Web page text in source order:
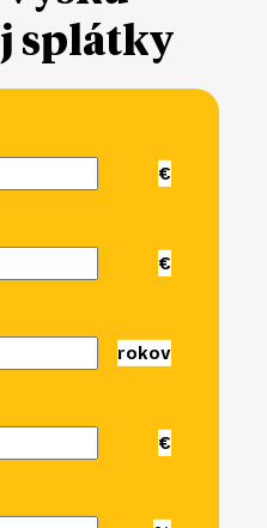
splátky